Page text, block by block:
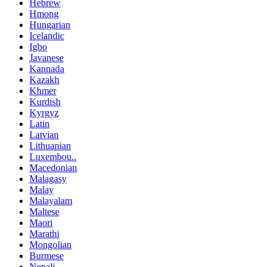
Hebrew
Hmong
Hungarian
Icelandic
Igbo
Javanese
Kannada
Kazakh
Khmer
Kurdish
Kyrgyz
Latin
Latvian
Lithuanian
Luxembou..
Macedonian
Malagasy
Malay
Malayalam
Maltese
Maori
Marathi
Mongolian
Burmese